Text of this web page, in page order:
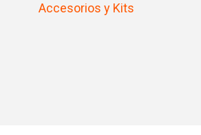
Accesorios y Kits